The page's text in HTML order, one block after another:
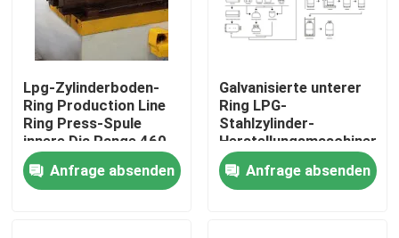
Lpg-Zylinderboden-
Ring Production Line
Ring Press-Spule
innere Dia Range 460-
540mm
Anfrage absenden
Galvanisierte unterer
Ring LPG-
Stahlzylinder-
Herstellungsmaschinerie
6000kg
Anfrage absenden